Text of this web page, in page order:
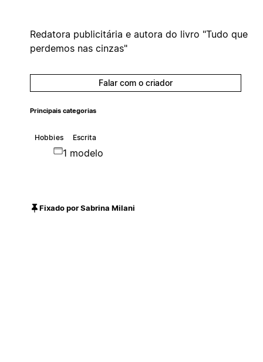
Redatora publicitária e autora do livro "Tudo que
perdemos nas cinzas"
Falar com o criador
Principais categorias
Hobbies Escrita
1 modelo
Fixado por Sabrina Milani